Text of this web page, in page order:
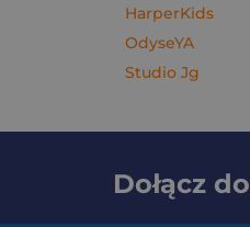
HarperKids
OdyseYA
Studio Jg
Dołącz do